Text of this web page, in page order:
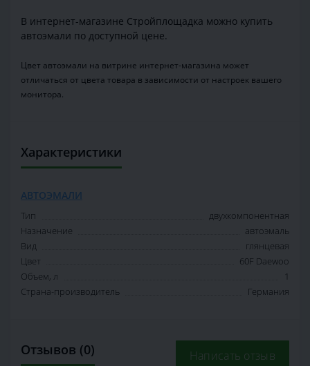
В интернет-магазине Стройплощадка можно купить
автоэмали по доступной цене.
Цвет автоэмали на витрине интернет-магазина может
отличаться от цвета товара в зависимости от настроек вашего
монитора.
Характеристики
АВТОЭМАЛИ
Тип
двухкомпонентная
Назначение
автоэмаль
Вид
глянцевая
Цвет
60F Daewoo
Объем, л
1
Страна-производитель
Германия
Отзывов (0) Написать отзыв